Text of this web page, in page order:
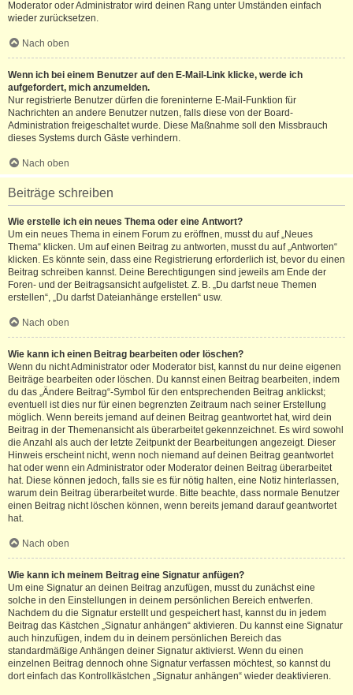
Moderator oder Administrator wird deinen Rang unter Umständen einfach
wieder zurücksetzen.
Nach oben
Wenn ich bei einem Benutzer auf den E-Mail-Link klicke, werde ich
aufgefordert, mich anzumelden.
Nur registrierte Benutzer dürfen die foreninterne E-Mail-Funktion für
Nachrichten an andere Benutzer nutzen, falls diese von der Board-
Administration freigeschaltet wurde. Diese Maßnahme soll den Missbrauch
dieses Systems durch Gäste verhindern.
Nach oben
Beiträge schreiben
Wie erstelle ich ein neues Thema oder eine Antwort?
Um ein neues Thema in einem Forum zu eröffnen, musst du auf „Neues
Thema“ klicken. Um auf einen Beitrag zu antworten, musst du auf „Antworten“
klicken. Es könnte sein, dass eine Registrierung erforderlich ist, bevor du einen
Beitrag schreiben kannst. Deine Berechtigungen sind jeweils am Ende der
Foren- und der Beitragsansicht aufgelistet. Z. B. „Du darfst neue Themen
erstellen“, „Du darfst Dateianhänge erstellen“ usw.
Nach oben
Wie kann ich einen Beitrag bearbeiten oder löschen?
Wenn du nicht Administrator oder Moderator bist, kannst du nur deine eigenen
Beiträge bearbeiten oder löschen. Du kannst einen Beitrag bearbeiten, indem
du das „Ändere Beitrag“-Symbol für den entsprechenden Beitrag anklickst;
eventuell ist dies nur für einen begrenzten Zeitraum nach seiner Erstellung
möglich. Wenn bereits jemand auf deinen Beitrag geantwortet hat, wird dein
Beitrag in der Themenansicht als überarbeitet gekennzeichnet. Es wird sowohl
die Anzahl als auch der letzte Zeitpunkt der Bearbeitungen angezeigt. Dieser
Hinweis erscheint nicht, wenn noch niemand auf deinen Beitrag geantwortet
hat oder wenn ein Administrator oder Moderator deinen Beitrag überarbeitet
hat. Diese können jedoch, falls sie es für nötig halten, eine Notiz hinterlassen,
warum dein Beitrag überarbeitet wurde. Bitte beachte, dass normale Benutzer
einen Beitrag nicht löschen können, wenn bereits jemand darauf geantwortet
hat.
Nach oben
Wie kann ich meinem Beitrag eine Signatur anfügen?
Um eine Signatur an deinen Beitrag anzufügen, musst du zunächst eine
solche in den Einstellungen in deinem persönlichen Bereich entwerfen.
Nachdem du die Signatur erstellt und gespeichert hast, kannst du in jedem
Beitrag das Kästchen „Signatur anhängen“ aktivieren. Du kannst eine Signatur
auch hinzufügen, indem du in deinem persönlichen Bereich das
standardmäßige Anhängen deiner Signatur aktivierst. Wenn du einen
einzelnen Beitrag dennoch ohne Signatur verfassen möchtest, so kannst du
dort einfach das Kontrollkästchen „Signatur anhängen“ wieder deaktivieren.